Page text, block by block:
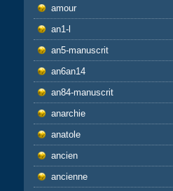
amour
an1-l
an5-manuscrit
an6an14
an84-manuscrit
anarchie
anatole
ancien
ancienne